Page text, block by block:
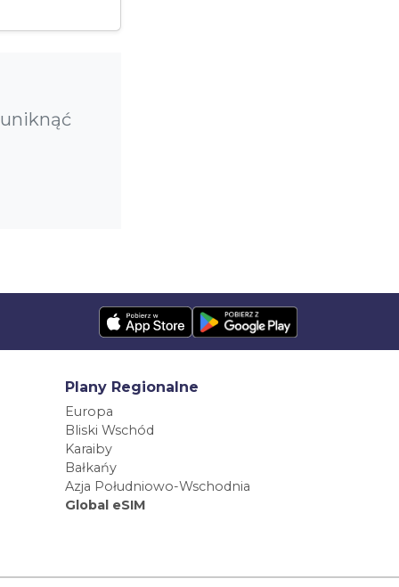
uniknąć
Plany Regionalne
Europa
Bliski Wschód
Karaiby
Bałkańy
Azja Południowo-Wschodnia
Global eSIM